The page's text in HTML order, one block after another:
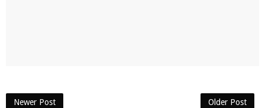
Newer Post Older Post